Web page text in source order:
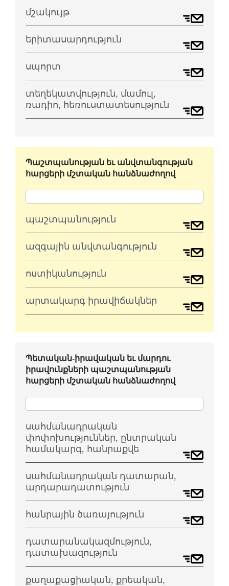
մշակույթ
երիտասարդություն
սպորտ
տեղեկատվություն, մամուլ,
ռադիո, հեռուստատեսություն
Պաշտպանության եւ անվտանգության
հարցերի մշտական հանձնաժողով
պաշտպանություն
ազգային անվտանգություն
ոստիկանություն
արտակարգ իրավիճակներ
Պետական-իրավական եւ մարդու
իրավունքների պաշտպանության
հարցերի մշտական հանձնաժողով
սահմանադրական
փոփոխություններ, ընտրական
համակարգ, հանրաքվե
սահմանադրական դատարան,
արդարադատություն
հանրային ծառայություն
դատարանակազմություն,
դատախազություն
քաղաքացիական, քրեական,